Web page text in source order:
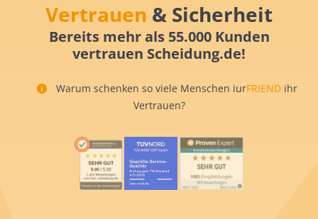
Vertrauen & Sicherheit
Bereits mehr als 55.000 Kunden
vertrauen Scheidung.de!
Warum schenken so viele Menschen iurFRIEND ihr
Vertrauen?